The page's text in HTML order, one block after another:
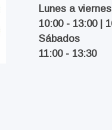
Lunes a viernes
10:00 - 13:00 |
Sábados
11:00 - 13:30